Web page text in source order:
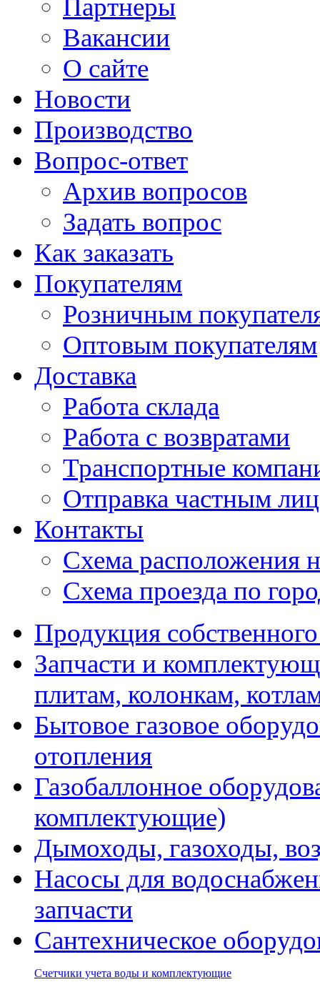
Партнеры
Вакансии
О сайте
Новости
Производство
Вопрос-ответ
Архив вопросов
Задать вопрос
Как заказать
Покупателям
Розничным
Оптовым покупателям
Доставка
Работа склада
Работа с возвратами
Транспортные
Отправка частным
Контакты
Схема расположения
Схема проезда по
Продукция
Запчасти и
плитам, колонкам,
Бытовое газовое
отопления
Газобаллонное
комплектующие)
Дымоходы, газоходы,
Насосы для
запчасти
Сантехническое
Счетчики учета воды и комплектующие